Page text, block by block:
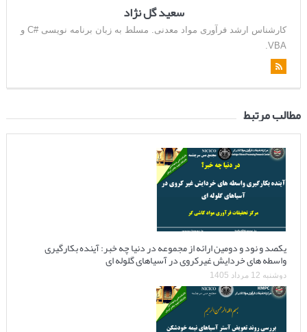
سعید گل نژاد
کارشناس ارشد فرآوری مواد معدنی. مسلط به زبان برنامه نویسی #C و
VBA.
مطالب مرتبط
یکصد و نود و دومین ارائه از مجموعه در دنیا چه خبر: آینده بکارگیری
واسطه های خردایش غیرکروی در آسیاهای گلوله ای
دوشنبه 12 مرداد 1405